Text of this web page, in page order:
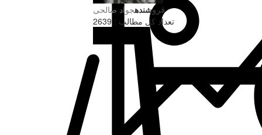
فروشندهجواد صالحی
تعداد کل مطالب : 2639